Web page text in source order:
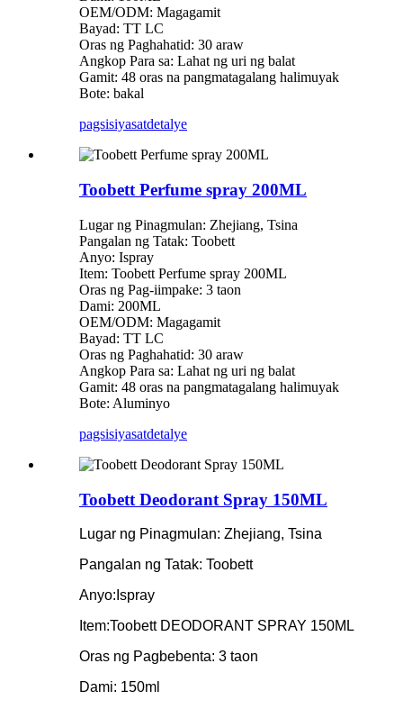
OEM/ODM: Magagamit
Bayad: TT LC
Oras ng Paghahatid: 30 araw
Angkop Para sa: Lahat ng uri ng balat
Gamit: 48 oras na pangmatagalang halimuyak
Bote: bakal
pagsisiyasatdetalye
Toobett Perfume spray 200ML
Lugar ng Pinagmulan: Zhejiang, Tsina
Pangalan ng Tatak: Toobett
Anyo: Ispray
Item: Toobett Perfume spray 200ML
Oras ng Pag-iimpake: 3 taon
Dami: 200ML
OEM/ODM: Magagamit
Bayad: TT LC
Oras ng Paghahatid: 30 araw
Angkop Para sa: Lahat ng uri ng balat
Gamit: 48 oras na pangmatagalang halimuyak
Bote: Aluminyo
pagsisiyasatdetalye
Toobett Deodorant Spray 150ML
Lugar ng Pinagmulan: Zhejiang, Tsina
Pangalan ng Tatak: Toobett
Anyo:Ispray
Item:Toobett DEODORANT SPRAY 150ML
Oras ng Pagbebenta: 3 taon
Dami: 150ml